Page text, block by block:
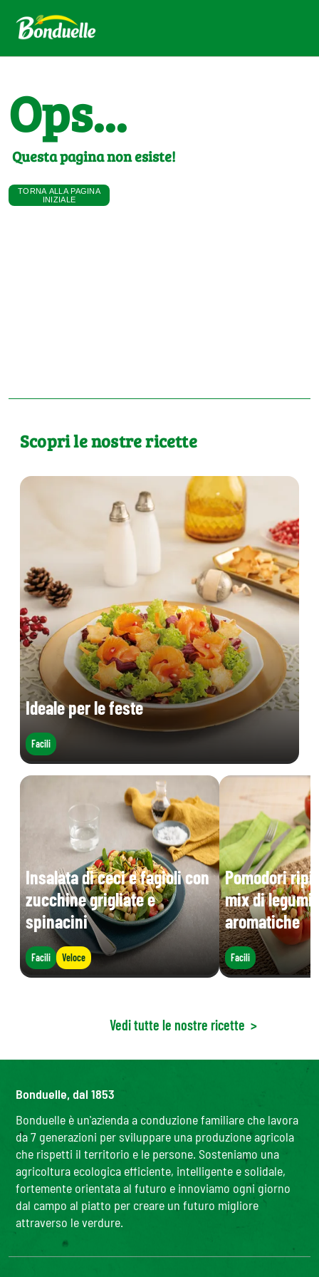
Ops...
Questa pagina non esiste!
TORNA ALLA PAGINA
INIZIALE
Scopri le nostre ricette
Ideale per le feste
Facili
Insalata di ceci e fagioli con
zucchine grigliate e
spinacini
Facili Veloce
Pomodori
mix di legumi
aromatiche
Facili
Vedi tutte le nostre ricette >
Bonduelle, dal 1853
Bonduelle è un'azienda a conduzione familiare che lavora
da 7 generazioni per sviluppare una produzione agricola
che rispetti il territorio e le persone. Sosteniamo una
agricoltura ecologica efficiente, intelligente e solidale,
fortemente orientata al futuro e innoviamo ogni giorno
dal campo al piatto per creare un futuro migliore
attraverso le verdure.